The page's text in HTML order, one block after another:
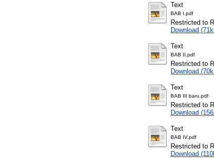
Text
BAB I.pdf
Restricted to
Download
Text
BAB II.pdf
Restricted to
Download
Text
BAB III baru.pdf
Restricted to
Download
Text
BAB IV.pdf
Restricted to
Download